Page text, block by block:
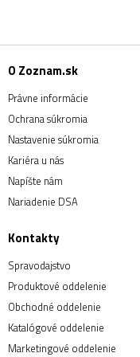
O Zoznam.sk
Právne informácie
Ochrana súkromia
Nastavenie súkromia
Kariéra u nás
Napíšte nám
Nariadenie DSA
Kontakty
Spravodajstvo
Produktové oddelenie
Obchodné oddelenie
Katalógové oddelenie
Marketingové oddelenie